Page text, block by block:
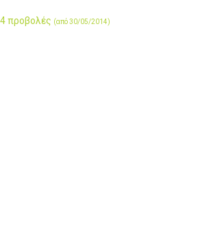
προβολές (από 30/05/2014)